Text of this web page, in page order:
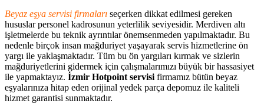
Beyaz eşya servisi firmaları seçerken dikkat edilmesi gereken
hususlar personel kadrosunun yeterlilik seviyesidir. Merdiven altı
işletmelerde bu teknik ayrıntılar önemsenmeden yapılmaktadır. Bu
nedenle birçok insan mağduriyet yaşayarak servis hizmetlerine ön
yargı ile yaklaşmaktadır. Tüm bu ön yargıları kırmak ve sizlerin
mağduriyetlerini gidermek için çalışmalarımızı büyük bir hassasiyet
ile yapmaktayız. İzmir Hotpoint servisi firmamız bütün beyaz
eşyalarınıza hitap eden orijinal yedek parça depomuz ile kaliteli
hizmet garantisi sunmaktadır.